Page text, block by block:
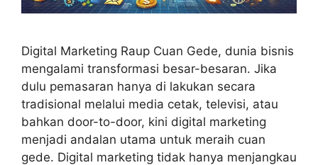
Digital Marketing Raup Cuan Gede, dunia bisnis
mengalami transformasi besar-besaran. Jika
dulu pemasaran hanya di lakukan secara
tradisional melalui media cetak, televisi, atau
bahkan door-to-door, kini digital marketing
menjadi andalan utama untuk meraih cuan
gede. Digital marketing tidak hanya menjangkau